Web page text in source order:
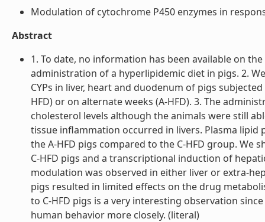
Modulation of cytochrome P450 enzymes in
Abstract
1. To date, no information has been available on
administration of a hyperlipidemic diet in pigs. 2.
CYPs in liver, heart and duodenum of pigs
HFD) or on alternate weeks (A-HFD). 3. The
cholesterol levels although the animals were still
tissue inflammation occurred in livers. Plasma
the A-HFD pigs compared to the C-HFD group. We
C-HFD pigs and a transcriptional induction of
modulation was observed in either liver or extra-
pigs resulted in limited effects on the drug
to C-HFD pigs is a very interesting observation
human behavior more closely. (literal)